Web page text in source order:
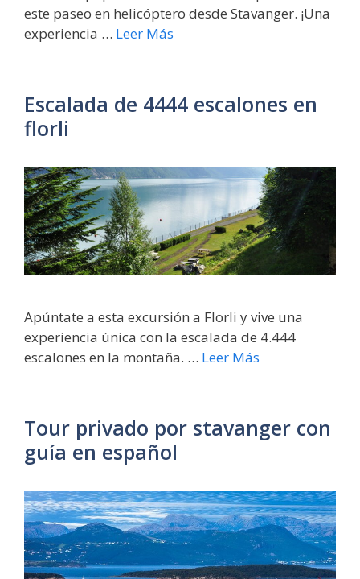
este paseo en helicóptero desde Stavanger. ¡Una
experiencia … Leer Más
Escalada de 4444 escalones en
florli
Apúntate a esta excursión a Florli y vive una
experiencia única con la escalada de 4.444
escalones en la montaña. … Leer Más
Tour privado por stavanger con
guía en español